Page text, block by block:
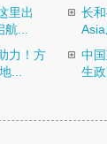
里出
...
长
力！方
...
中
生